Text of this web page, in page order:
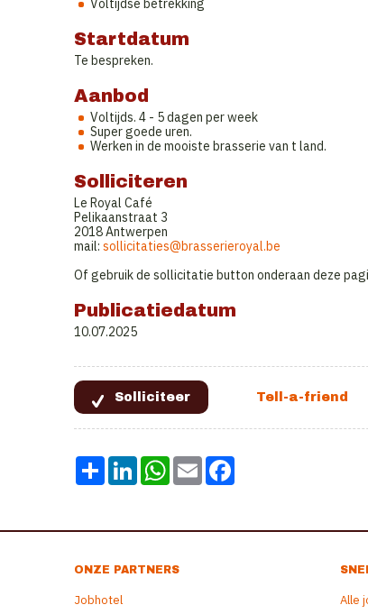
Voltijdse betrekking
Startdatum
Te bespreken.
Aanbod
Voltijds. 4 - 5 dagen per week
Super goede uren.
Werken in de mooiste brasserie van t land.
Solliciteren
Le Royal Café
Pelikaanstraat 3
2018 Antwerpen
mail: sollicitaties@brasserieroyal.be
Of gebruik de sollicitatie button onderaan deze
Publicatiedatum
10.07.2025
Share LinkedInWhatsApp
Email
ONZE PARTNERS
Jobhotel Alle